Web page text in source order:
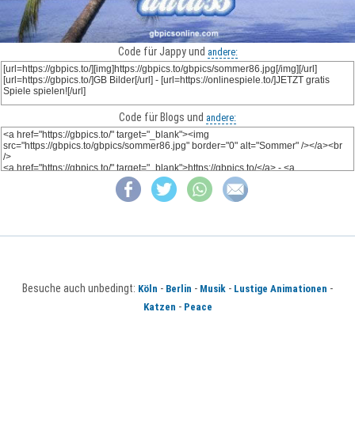
Code für Jappy und andere:
Code für Blogs und andere:
Besuche auch unbedingt: Köln - Berlin - Musik - Lustige Animationen -
Katzen - Peace